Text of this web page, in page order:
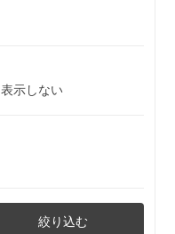
表示しない
絞り込む